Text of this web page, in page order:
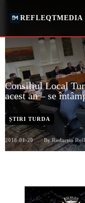
REFLEQTMEDIA
Consiliul Local
acest an – se
ȘTIRI TURDA
2018-01-20 By Redacția